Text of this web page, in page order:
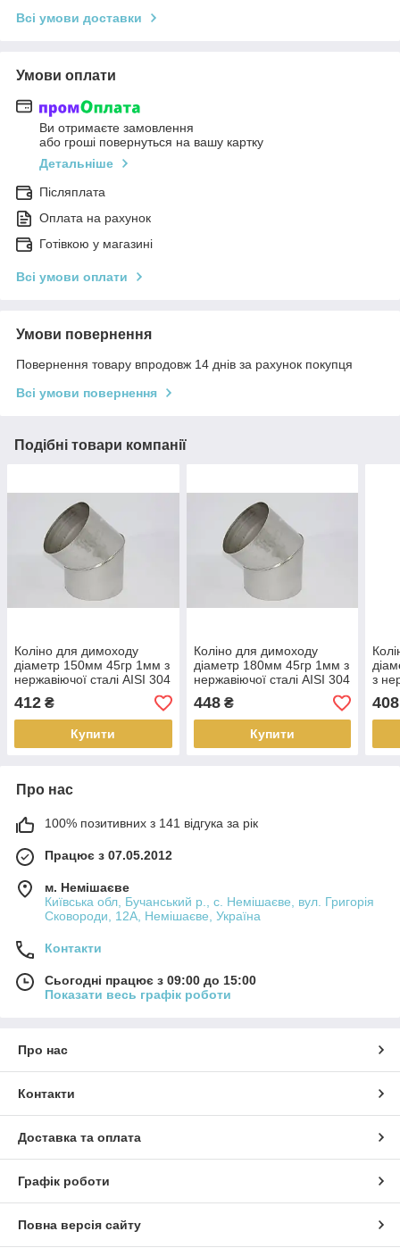
Всі умови доставки
Умови оплати
Ви отримаєте замовлення
або гроші повернуться на вашу картку
Детальніше
Післяплата
Оплата на рахунок
Готівкою у магазині
Всі умови оплати
Умови повернення
Повернення товару впродовж 14 днів за рахунок покупця
Всі умови повернення
Подібні товари компанії
Коліно для димоходу
діаметр 150мм 45гр 1мм з
нержавіючої сталі AISI 304
412 ₴
Купити
Коліно для димоходу
діаметр 180мм 45гр 1мм з
нержавіючої сталі AISI 304
448₴
Купити
з
304
408
Про нас
100% позитивних з 141 відгука за рік
Працює з 07.05.2012
м. Немішаєве
Київська обл, Бучанський р., с. Немішаєве, вул. Григорія
Сковороди, 12А, Немішаєве, Україна
Контакти
Сьогодні працює з 09:00 до 15:00
Показати весь графік роботи
Про нас
Контакти
Доставка та оплата
Графік роботи
Повна версія сайту